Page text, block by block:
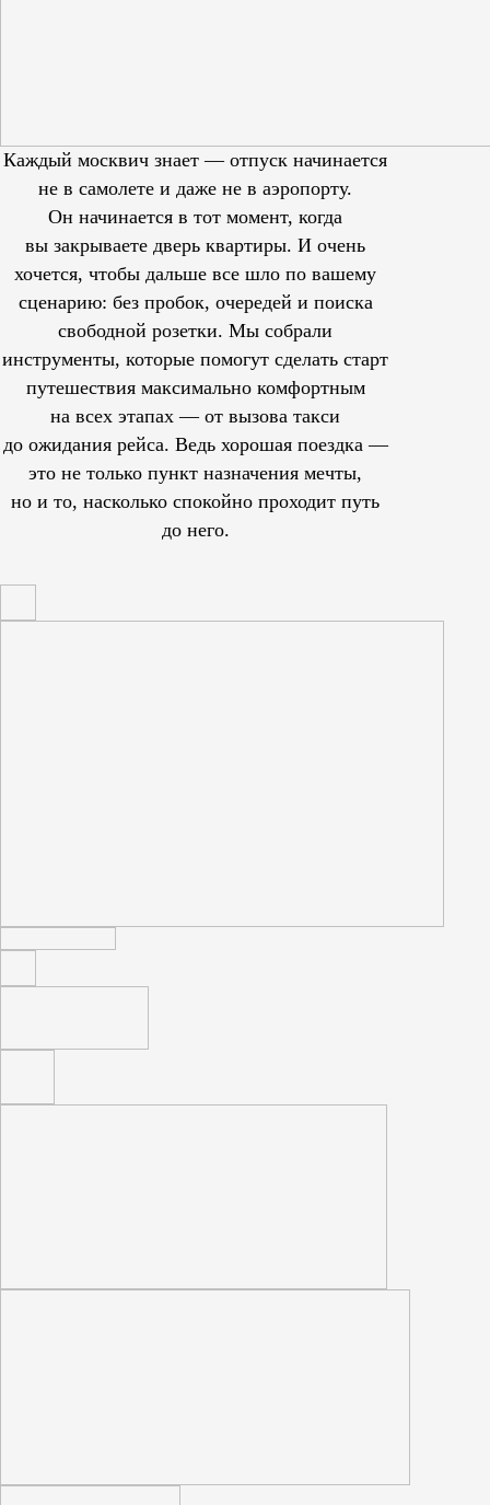
Каждый москвич знает — отпуск начинается
не в самолете и даже не в аэропорту.
Он начинается в тот момент, когда
вы закрываете дверь квартиры. И очень
хочется, чтобы дальше все шло по вашему
сценарию: без пробок, очередей и поиска
свободной розетки. Мы собрали
инструменты, которые помогут сделать старт
путешествия максимально комфортным
на всех этапах — от вызова такси
до ожидания рейса. Ведь хорошая поездка —
это не только пункт назначения мечты,
но и то, насколько спокойно проходит путь
до него.